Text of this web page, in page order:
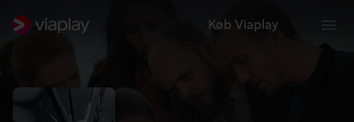
Køb Viaplay